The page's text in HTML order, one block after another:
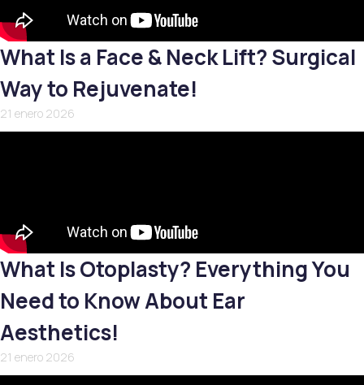
What Is a Face & Neck Lift? Surgical
Way to Rejuvenate!
21 enero 2026
What Is Otoplasty? Everything You
Need to Know About Ear
Aesthetics!
21 enero 2026